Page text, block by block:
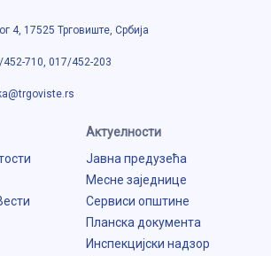
4, 17525 Трговиште, Србија
710, 017/452-203
Aктуелности
Јавна предузећа
Месне заједнице
Сервиси општине
Планска документа
Инспекцијски надзор